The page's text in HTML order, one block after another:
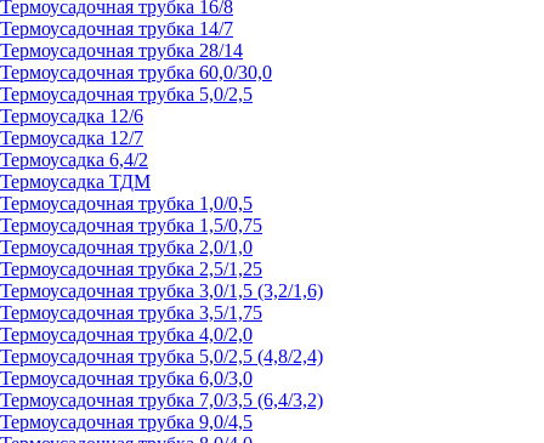
Термоусадочная трубка 16/8
Термоусадочная трубка 14/7
Термоусадочная трубка 28/14
Термоусадочная трубка 60,0/30,0
Термоусадочная трубка 5,0/2,5
Термоусадка 12/6
Термоусадка 12/7
Термоусадка 6,4/2
Термоусадка ТДМ
Термоусадочная трубка 1,0/0,5
Термоусадочная трубка 1,5/0,75
Термоусадочная трубка 2,0/1,0
Термоусадочная трубка 2,5/1,25
Термоусадочная трубка 3,0/1,5 (3,2/1,6)
Термоусадочная трубка 3,5/1,75
Термоусадочная трубка 4,0/2,0
Термоусадочная трубка 5,0/2,5 (4,8/2,4)
Термоусадочная трубка 6,0/3,0
Термоусадочная трубка 7,0/3,5 (6,4/3,2)
Термоусадочная трубка 9,0/4,5